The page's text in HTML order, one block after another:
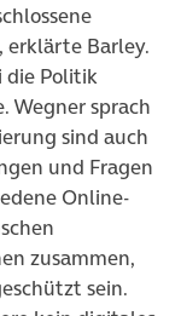
Barley.
die Politik
Wegner sprach
sind auch
und Fragen
Online-
zusammen,
sein.